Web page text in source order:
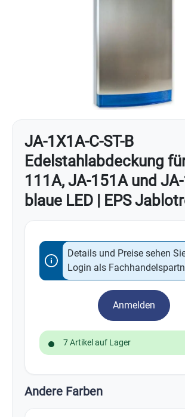
JA-1X1A-C-ST-B
Edelstahlabdeckung
111A, JA-151A und
blaue LED | EPS
Details und Preise sehen
Login als
Anmelden
7 Artikel auf Lager
Andere Farben